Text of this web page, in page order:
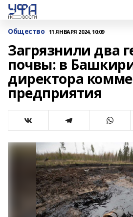
Общество 11 ЯНВАРЯ 2024, 10:09
Загрязнили два
почвы: в
директора
предприятия